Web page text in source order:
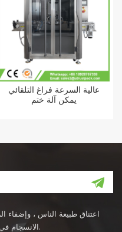
عالية السرعة فراغ التلقائي
يمكن آلة ختم
الانسجام في البيئة. وراء الاحتياجات ، نتطلع إلى الأفعال.